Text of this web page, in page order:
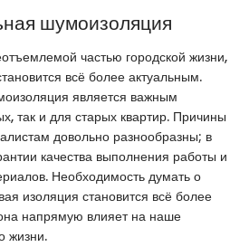
шумоизоляция
частью городской жизни,
всё более актуальным.
является важным
так и для старых квартир. Причины
довольно разнообразны; в
качества выполнения работы и
Необходимость думать о
изоляция становится всё более
напрямую влияет на наше
жизни.